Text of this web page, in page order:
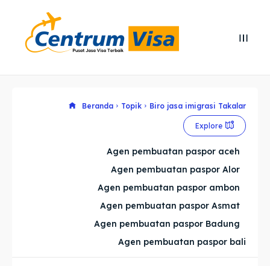
Cari
Cari
Explore our destinations
Explore our destinations
Beranda Topik Biro jasa imigrasi Takalar
Explore
Agen pembuatan paspor aceh
Agen pembuatan paspor Alor
Agen pembuatan paspor ambon
Agen pembuatan paspor Asmat
Agen pembuatan paspor Badung
Agen pembuatan paspor bali